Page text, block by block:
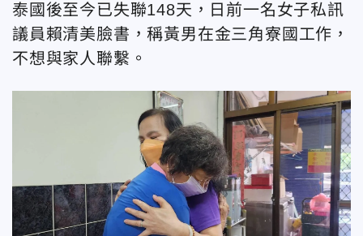
泰國後至今已失聯148天，日前一名女子私訊
議員賴清美臉書，稱黃男在金三角寮國工作，
不想與家人聯繫。